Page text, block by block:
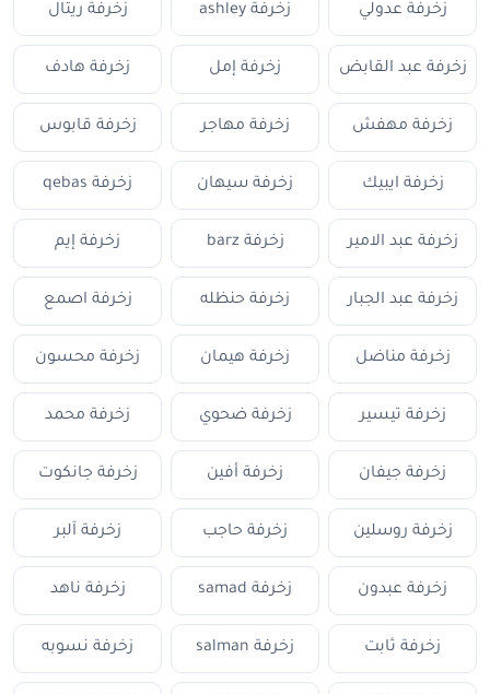
زخرفة عدولي زخرفة ashley زخرفة ريتال
زخرفة عبد القابض زخرفة إمل زخرفة هادف
زخرفة مهفش زخرفة مهاجر زخرفة قابوس
زخرفة ايبيك زخرفة سيهان زخرفة qebas
زخرفة عبد الامير زخرفة barz زخرفة إيم
زخرفة عبد الجبار زخرفة حنظله زخرفة اصمع
زخرفة مناضل زخرفة هيمان زخرفة محسون
زخرفة تيسير زخرفة ضحوي زخرفة محمد
زخرفة جيفان زخرفة أفين زخرفة جانكوت
زخرفة روسلين زخرفة حاجب زخرفة آلبر
زخرفة عبدون زخرفة samad زخرفة ناهد
زخرفة ثابت زخرفة salman زخرفة نسوبه